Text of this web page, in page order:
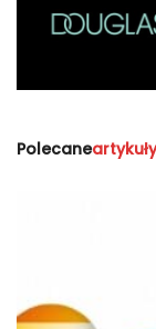
Polecaneartykuły